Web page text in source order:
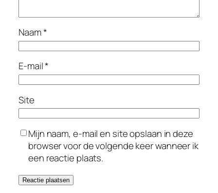
Naam*
E-mail*
Site
Mijn naam, e-mail en site opslaan in deze
browser voor de volgende keer wanneer ik
een reactie plaats.